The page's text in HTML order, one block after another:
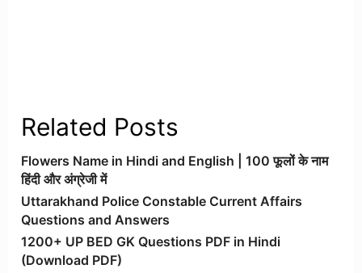
Related Posts
Flowers Name in Hindi and English | 100 फूलों के नाम
हिंदी और अंग्रेजी में
Uttarakhand Police Constable Current Affairs
Questions and Answers
1200+ UP BED GK Questions PDF in Hindi
(Download PDF)